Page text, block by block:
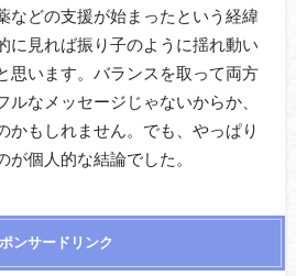
などの支援が始まったという経緯
に見れば振り子のように揺れ動い
思います。バランスを取って両方
ルなメッセージじゃないからか、
かもしれません。でも、やっぱり
個人的な結論でした。
ンサードリンク